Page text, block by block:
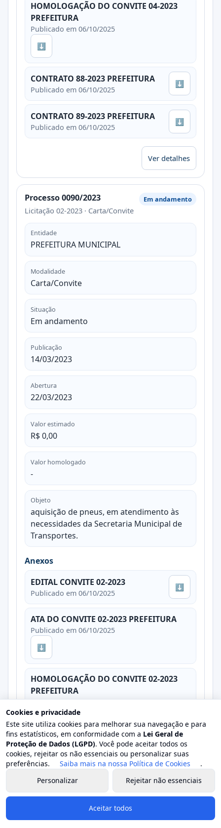
HOMOLOGAÇÃO DO CONVITE 04-2023
PREFEITURA
Publicado em 06/10/2025
⬇
CONTRATO 88-2023 PREFEITURA
Publicado em 06/10/2025
⬇
CONTRATO 89-2023 PREFEITURA
Publicado em 06/10/2025
⬇
Ver detalhes
Processo 0090/2023
Licitação 02-2023 · Carta/Convite
Em andamento
Entidade
PREFEITURA MUNICIPAL
Modalidade
Carta/Convite
Situação
Em andamento
Publicação
14/03/2023
Abertura
22/03/2023
Valor estimado
R$ 0,00
Valor homologado
-
Objeto
aquisição de pneus, em atendimento às
necessidades da Secretaria Municipal de
Transportes.
Anexos
EDITAL CONVITE 02-2023
Publicado em 06/10/2025
⬇
ATA DO CONVITE 02-2023 PREFEITURA
Publicado em 06/10/2025
⬇
HOMOLOGAÇÃO DO CONVITE 02-2023
PREFEITURA
Publicado em 06/10/2025
⬇
CONTRATO 90-2023 PREFEITURA
Publicado em 06/10/2025
⬇
CONTRATO 91-2023 PREFEITURA ⬇
Cookies e privacidade
Este site utiliza cookies para melhorar sua navegação e para
fins estatísticos, em conformidade com a Lei Geral de
Proteção de Dados (LGPD). Você pode aceitar todos os
cookies, rejeitar os não essenciais ou personalizar suas
preferências.
Saiba mais na nossa Política de Cookies
.
Personalizar
Rejeitar não essenciais
Aceitar todos